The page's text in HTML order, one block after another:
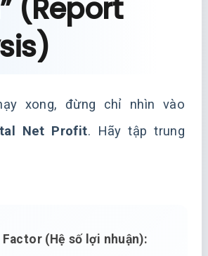
(Report
xong, đừng chỉ nhìn vào
Net Profit. Hãy tập trung
(Hệ số lợi nhuận):